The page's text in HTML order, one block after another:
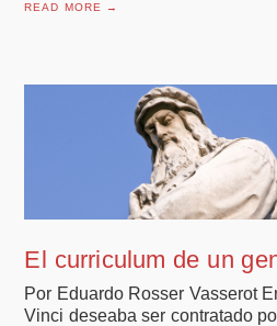
READ MORE →
El curriculum de un
Por Eduardo Rosser Vasserot
Vinci deseaba ser contratado